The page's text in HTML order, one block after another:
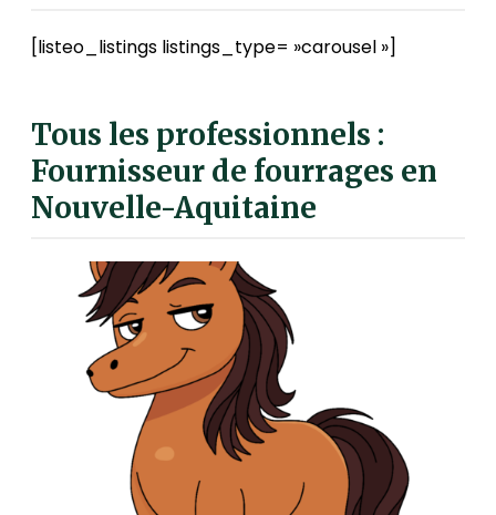
[listeo_listings listings_type= »carousel »]
Tous les professionnels :
Fournisseur de fourrages en
Nouvelle-Aquitaine